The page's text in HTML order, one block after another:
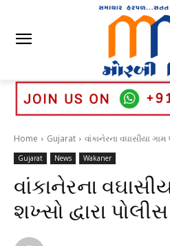
Home Gujarat વાંકાનેરના વઘાસીયા
Gujarat News Wakaner
વાંકાનેરના
શખ્સો દ્વારા